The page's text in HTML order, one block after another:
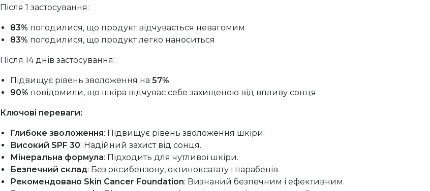
Після 1 застосування:
83% погодилися, що продукт відчувається невагомим
83% погодилися, що продукт легко наноситься
Після 14 днів застосування:
Підвищує рівень зволоження на 57%
90% повідомили, що шкіра відчуває себе захищеною від впливу сонця
Ключові переваги:
Глибоке зволоження: Підвищує рівень зволоження шкіри.
Високий SPF 30: Надійний захист від сонця.
Мінеральна формула: Підходить для чутливої шкіри.
Безпечний склад: Без оксибензону, октиноксатату і парабенів.
Рекомендовано Skin Cancer Foundation: Визнаний безпечним і ефективним.